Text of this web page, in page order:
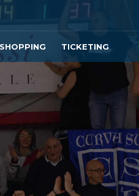
SHOPPING TICKETING